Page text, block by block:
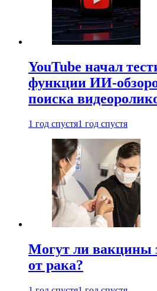
YouTube начал
функции ИИ-
поиска
1 год спустя1 год спустя
Могут ли вакцины
от рака?